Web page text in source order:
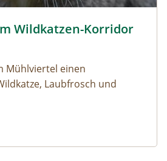
Wildkatzen-Korridor
Mühlviertel einen
Laubfrosch und